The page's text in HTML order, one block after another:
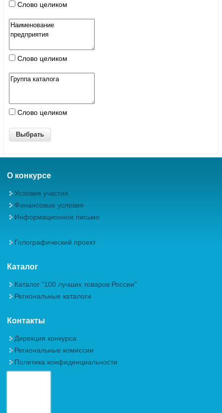
Слово целиком
Слово целиком
Слово целиком
О конкурсе
Условия участия
Финансовые условия
Информационное письмо
Голографический проект
Каталог
Каталог "100 лучших товаров России"
Региональные каталоги
Контакты
Дирекция конкурса
Региональные комиссии
Политика конфиденциальности